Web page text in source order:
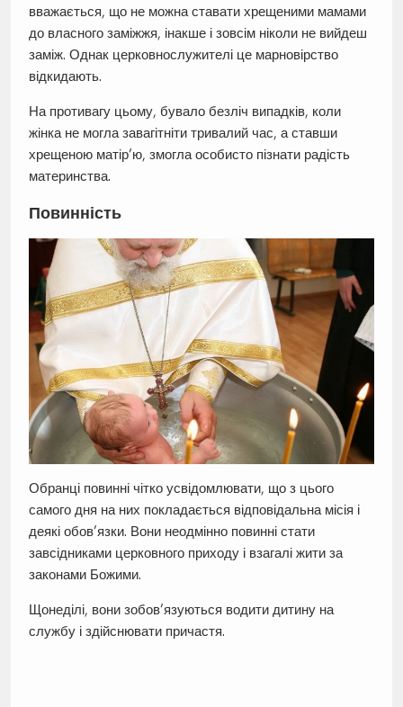
вважається, що не можна ставати хрещеними мамами
до власного заміжжя, інакше і зовсім ніколи не вийдеш
заміж. Однак церковнослужителі це марновірство
відкидають.
На противагу цьому, бувало безліч випадків, коли
жінка не могла завагітніти тривалий час, а ставши
хрещеною матір’ю, змогла особисто пізнати радість
материнства.
Повинність
Обранці повинні чітко усвідомлювати, що з цього
самого дня на них покладається відповідальна місія і
деякі обов’язки. Вони неодмінно повинні стати
завсідниками церковного приходу і взагалі жити за
законами Божими.
Щонеділі, вони зобов’язуються водити дитину на
службу і здійснювати причастя.